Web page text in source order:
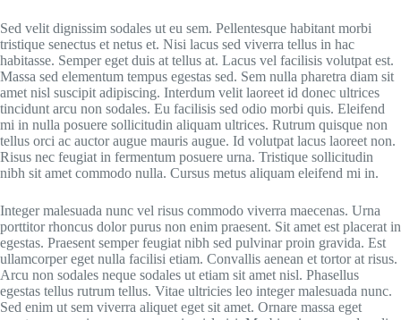
Sed velit dignissim sodales ut eu sem. Pellentesque habitant morbi
tristique senectus et netus et. Nisi lacus sed viverra tellus in hac
habitasse. Semper eget duis at tellus at. Lacus vel facilisis volutpat est.
Massa sed elementum tempus egestas sed. Sem nulla pharetra diam sit
amet nisl suscipit adipiscing. Interdum velit laoreet id donec ultrices
tincidunt arcu non sodales. Eu facilisis sed odio morbi quis. Eleifend
mi in nulla posuere sollicitudin aliquam ultrices. Rutrum quisque non
tellus orci ac auctor augue mauris augue. Id volutpat lacus laoreet non.
Risus nec feugiat in fermentum posuere urna. Tristique sollicitudin
nibh sit amet commodo nulla. Cursus metus aliquam eleifend mi in.
Integer malesuada nunc vel risus commodo viverra maecenas. Urna
porttitor rhoncus dolor purus non enim praesent. Sit amet est placerat in
egestas. Praesent semper feugiat nibh sed pulvinar proin gravida. Est
ullamcorper eget nulla facilisi etiam. Convallis aenean et tortor at risus.
Arcu non sodales neque sodales ut etiam sit amet nisl. Phasellus
egestas tellus rutrum tellus. Vitae ultricies leo integer malesuada nunc.
Sed enim ut sem viverra aliquet eget sit amet. Ornare massa eget